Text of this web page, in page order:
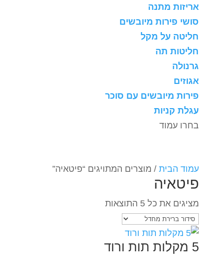
אריזות מתנה
סושי פירות מיובשים
חליטה על מקל
חליטות תה
גרנולה
אגוזים
פירות מיובשים עם סוכר
עגלת קניות
בחרו עמוד
עמוד הבית/ מוצרים המתויגים “פיטאיה”
פיטאיה
מציגים את כל ⁦5⁩ התוצאות
5 מקלות תות ורוד